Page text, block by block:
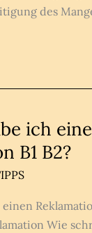
des
ich
B1 B2?
Wie